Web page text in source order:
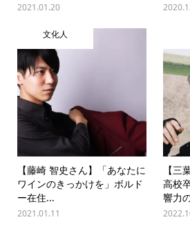
2021.01.20
文化人
【藤崎 智史さん】「あなたに
ワインのきっかけを」ボルド
ー在住...
2021.01.11
【三
高校
響力